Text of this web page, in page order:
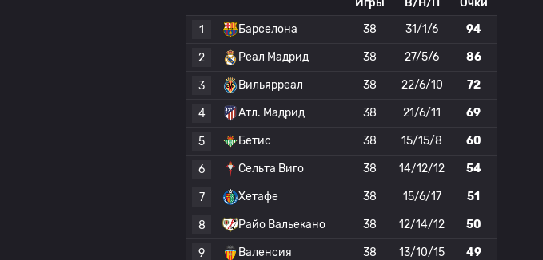
Игры В/Н/П
Очки
1
Барселона 38 31/1/6 94
2 Реал Мадрид 38 27/5/6 86
3 Вильярреал 38 22/6/10 72
4 Атл. Мадрид 38 21/6/11 69
5 Бетис 38 15/15/8 60
6 Сельта Виго 38 14/12/12 54
7 Хетафе 38 15/6/17 51
8 Райо Вальекано 38 12/14/12 50
9 Валенсия 38 13/10/15 49